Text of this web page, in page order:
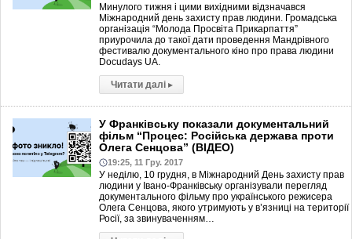
Минулого тижня і цими вихідними відзначався
Міжнародний день захисту прав людини. Громадська
організація “Молода Просвіта Прикарпаття”
приурочила до такої дати проведення Мандрівного
фестивалю документального кіно про права людини
Docudays UA.
Читати далі ▸
У Франківську показали документальний
фільм “Процес: Російська держава проти
Олега Сенцова” (ВІДЕО)
19:25, 11 Гру. 2017
У неділю, 10 грудня, в Міжнародний День захисту прав
людини у Івано-Франківську організували перегляд
документального фільму про українського режисера
Олега Сенцова, якого утримують у в’язниці на території
Росії, за звинуваченням…